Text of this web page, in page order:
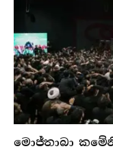
මොජ්තාබා